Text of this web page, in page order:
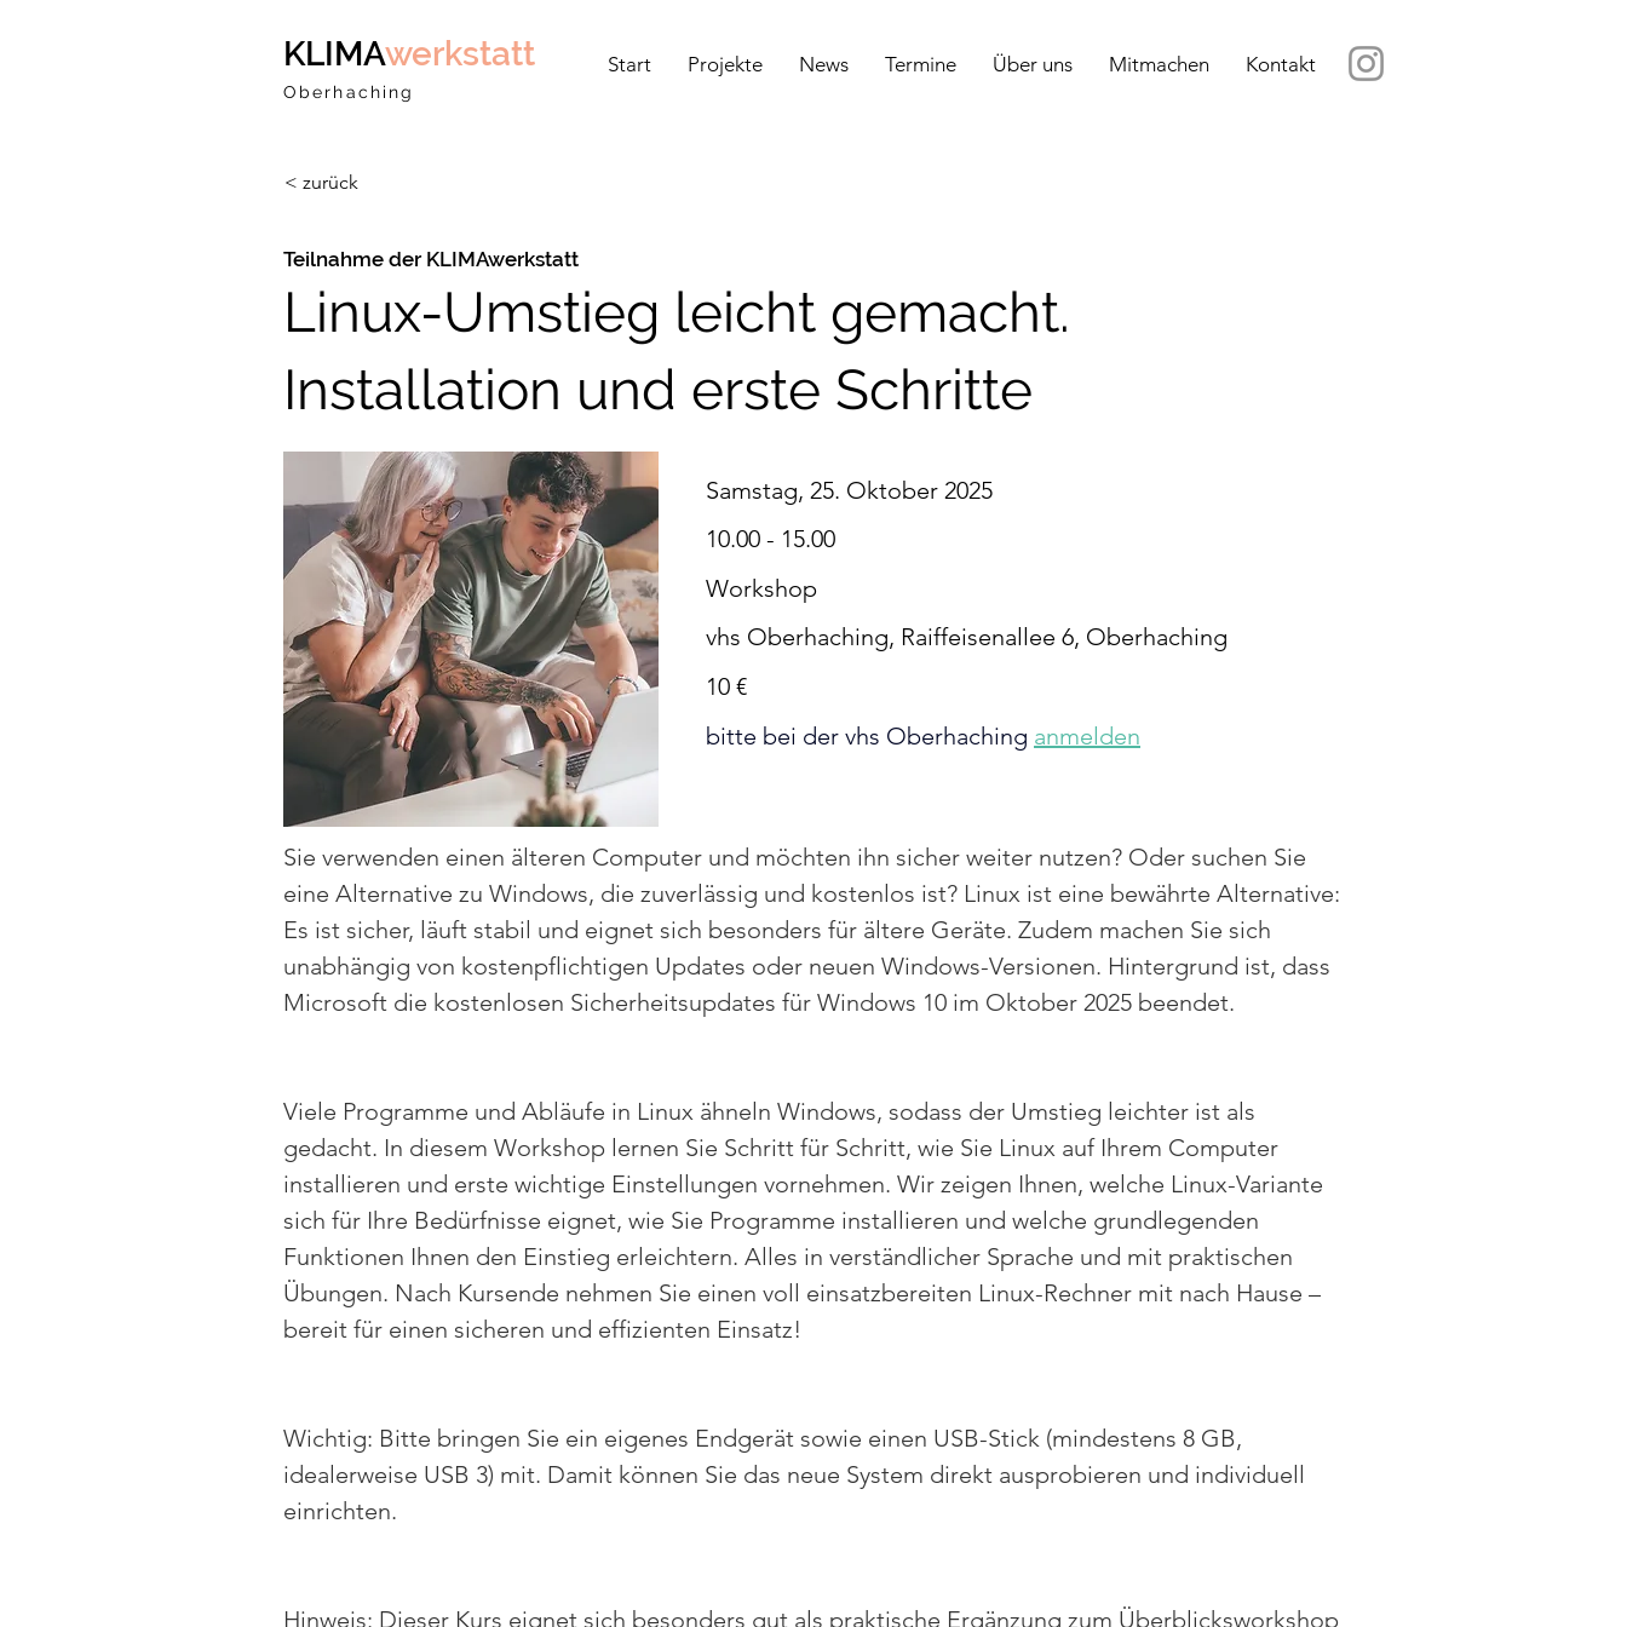
KLIMAwerkstatt
Oberhaching
Start Projekte News Termine Über uns Mitmachen Kontakt
< zurück
Teilnahme der KLIMAwerkstatt
Linux-Umstieg leicht gemacht.
Installation und erste Schritte
Samstag, 25. Oktober 2025
10.00 - 15.00
Workshop
vhs Oberhaching, Raiffeisenallee 6, Oberhaching
10 €
bitte bei der vhs Oberhaching anmelden
Sie verwenden einen älteren Computer und möchten ihn sicher weiter nutzen? Oder suchen Sie
eine Alternative zu Windows, die zuverlässig und kostenlos ist? Linux ist eine bewährte Alternative:
Es ist sicher, läuft stabil und eignet sich besonders für ältere Geräte. Zudem machen Sie sich
unabhängig von kostenpflichtigen Updates oder neuen Windows-Versionen. Hintergrund ist, dass
Microsoft die kostenlosen Sicherheitsupdates für Windows 10 im Oktober 2025 beendet.
Viele Programme und Abläufe in Linux ähneln Windows, sodass der Umstieg leichter ist als
gedacht. In diesem Workshop lernen Sie Schritt für Schritt, wie Sie Linux auf Ihrem Computer
installieren und erste wichtige Einstellungen vornehmen. Wir zeigen Ihnen, welche Linux-Variante
sich für Ihre Bedürfnisse eignet, wie Sie Programme installieren und welche grundlegenden
Funktionen Ihnen den Einstieg erleichtern. Alles in verständlicher Sprache und mit praktischen
Übungen. Nach Kursende nehmen Sie einen voll einsatzbereiten Linux-Rechner mit nach Hause –
bereit für einen sicheren und effizienten Einsatz!
Wichtig: Bitte bringen Sie ein eigenes Endgerät sowie einen USB-Stick (mindestens 8 GB,
idealerweise USB 3) mit. Damit können Sie das neue System direkt ausprobieren und individuell
einrichten.
Hinweis: Dieser Kurs eignet sich besonders gut als praktische Ergänzung zum Überblicksworkshop